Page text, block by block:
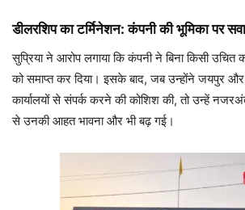
डीलरशिप का टर्मिनेशन: कंपनी की भूमिका पर
सुप्रिया ने आरोप लगाया कि कंपनी ने बिना किसी
को समाप्त कर दिया। इसके बाद, जब उन्होंने जयपुर
कार्यालयों से संपर्क करने की कोशिश की, तो उन्हें
से उनकी आहत भावना और भी बढ़ गई।